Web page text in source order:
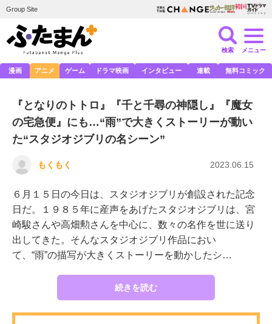
Group Site
検索 メニュー
漫画 アニメ ゲーム ドラマ映画 インタビュー 連載 無料コミック
『となりのトトロ』『千と千尋の神隠し』『魔女
の宅急便』にも…“雨”で大きくストーリーが動い
た“スタジオジブリの名シーン”
もくもく 2023.06.15
６月１５日の今日は、スタジオジブリが創設された記念
日だ。１９８５年に産声をあげたスタジオジブリは、宮
崎駿さんや高畑勲さんを中心に、数々の名作を世に送り
出してきた。そんなスタジオジブリ作品におい
て、“雨”の描写が大きくストーリーを動かしたシ…
続きを読む